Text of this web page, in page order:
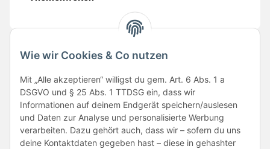
Wie wir Cookies & Co nutzen
Mit „Alle akzeptieren“ willigst du gem. Art. 6 Abs. 1 a
DSGVO und § 25 Abs. 1 TTDSG ein, dass wir
Informationen auf deinem Endgerät speichern/auslesen
und Daten zur Analyse und personalisierte Werbung
verarbeiten. Dazu gehört auch, dass wir – sofern du uns
deine Kontaktdaten gegeben hast – diese in gehashter
Folge uns